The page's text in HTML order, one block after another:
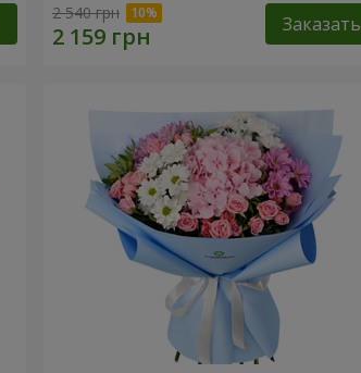
2 540 грн Заказать